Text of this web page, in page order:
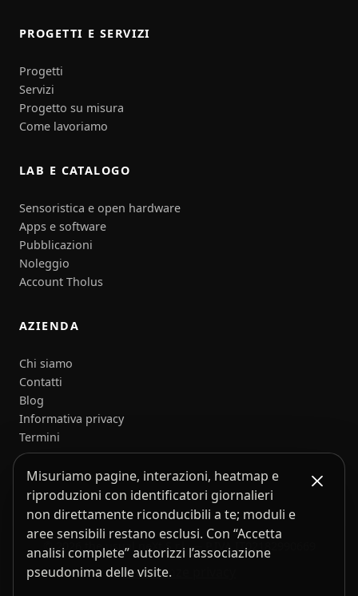
PROGETTI E SERVIZI
Progetti
Servizi
Progetto su misura
Come lavoriamo
LAB E CATALOGO
Sensoristica e open hardware
Apps e software
Pubblicazioni
Noleggio
Account Tholus
AZIENDA
Chi siamo
Contatti
Blog
Informativa privacy
Termini
© 2026 the usual neXt S.r.l. — P.IVA IT02182990669
Preferenze privacy
Misuriamo pagine, interazioni, heatmap e
riproduzioni con identificatori giornalieri
non direttamente riconducibili a te; moduli e
aree sensibili restano esclusi. Con “Accetta
analisi complete” autorizzi l’associazione
pseudonima delle visite.